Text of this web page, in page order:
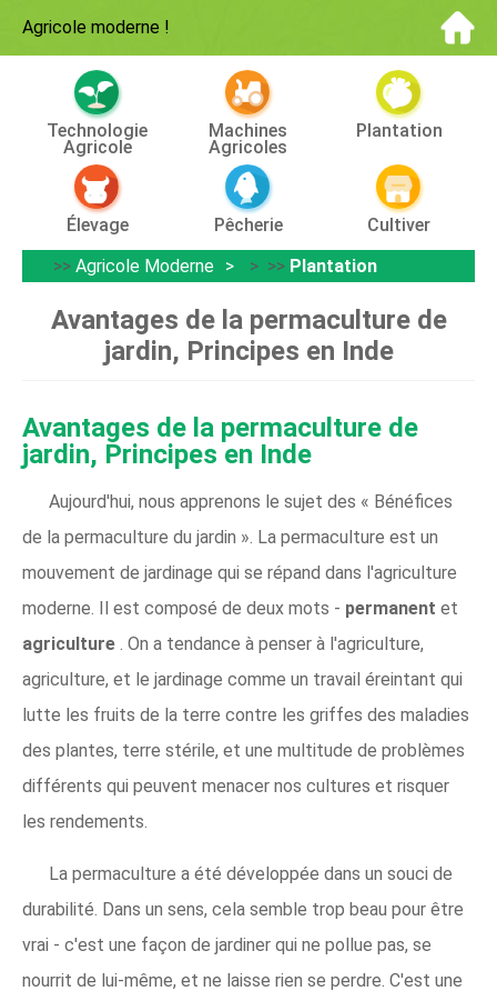
Agricole moderne !
Technologie
Agricole
Machines
Agricoles
Plantation
Élevage Pêcherie
Cultiver
>> Agricole Moderne > >> Plantation
Avantages de la permaculture de
jardin, Principes en Inde
Avantages de la permaculture de
jardin, Principes en Inde
Aujourd'hui, nous apprenons le sujet des « Bénéfices
de la permaculture du jardin ». La permaculture est un
mouvement de jardinage qui se répand dans l'agriculture
moderne. Il est composé de deux mots - permanent et
agriculture . On a tendance à penser à l'agriculture,
agriculture, et le jardinage comme un travail éreintant qui
lutte les fruits de la terre contre les griffes des maladies
des plantes, terre stérile, et une multitude de problèmes
différents qui peuvent menacer nos cultures et risquer
les rendements.
La permaculture a été développée dans un souci de
durabilité. Dans un sens, cela semble trop beau pour être
vrai - c'est une façon de jardiner qui ne pollue pas, se
nourrit de lui-même, et ne laisse rien se perdre. C'est une